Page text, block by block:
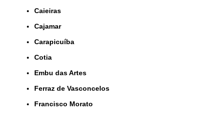
Caieiras
Cajamar
Carapicuíba
Cotia
Embu das Artes
Ferraz de Vasconcelos
Francisco Morato